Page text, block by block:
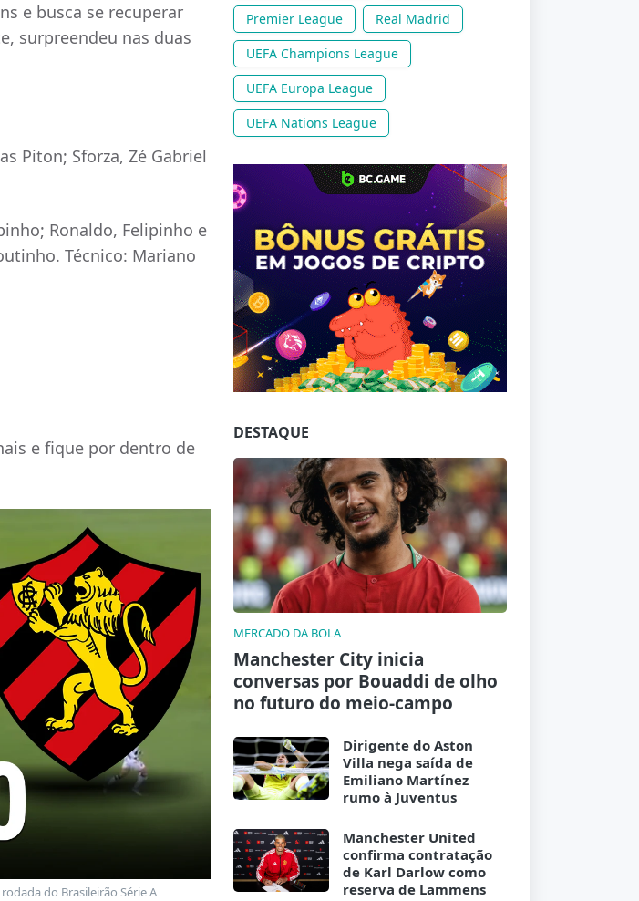
e busca se recuperar
surpreendeu nas duas
Piton; Sforza, Zé Gabriel
Ronaldo, Felipinho e
Técnico: Mariano
e fique por dentro de
do Brasileirão Série A
Premier League
Real Madrid
UEFA Champions League
UEFA Europa League
UEFA Nations League
Jogue com responsabilidade. 18+
DESTAQUE
MERCADO DA BOLA
Manchester City inicia
conversas por Bouaddi de olho
no futuro do meio-campo
Dirigente do Aston
Villa nega saída de
Emiliano Martínez
rumo à Juventus
Manchester United
confirma contratação
de Karl Darlow como
reserva de Lammens